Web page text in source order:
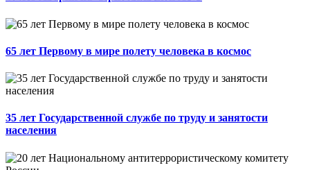
65 лет Первому в мире полету человека в космос
35 лет Государственной службе по труду и занятости
населения